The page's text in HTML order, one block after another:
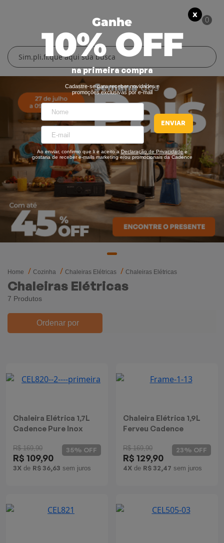
0
Home Cozinha Chaleiras Elétricas Chaleiras Elétricas
Chaleiras Elétricas
7 Produtos
Ordenar por
Chaleira Elétrica 1,7L
Cadence Pure Inox
R$ 169,90
R$ 109,90
3X de R$ 36,63 sem juros
35% OFF
Chaleira Elétrica 1,9L
Ferveu Cadence
R$ 169,90
R$ 129,90
4X de R$ 32,47 sem juros
23% OFF
X
Ganhe
10% OFF
na primeira compra
Cadastre-se para receber novidades e
promoções exclusivas por e-mail
ENVIAR
Ao enviar, confirmo que li e aceito a Declaração de Privacidadee
gostaria de receber e-mails marketing e/ou promocionais da Cadence
Cozinha
Blenders
Liquidificadores
Grills e Sanduicheiras
Chaleiras Elétricas
Cafeteiras
Fritadeiras
Mixers
Coifas
Panelas Elétricas
Máquina de Waffle
Batedeiras
Lar
Ferros e Passadeiras
Conforto Térmico
Aquecedores
Climatizadores
Ventiladores
Cuidados Pessoais
Escovas Secadoras
Secadores
Cortadores de Cabelo
Pranchas